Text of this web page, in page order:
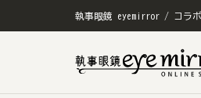
執事眼鏡 eyemirror / コラボ